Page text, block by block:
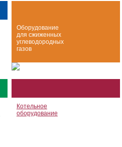
Оборудование
для сжиженных
углеводородных
газов
Котельное
оборудование